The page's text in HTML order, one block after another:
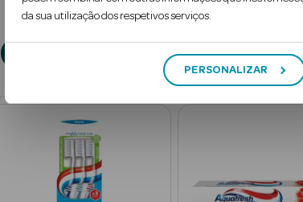
da sua utilização dos respetivos serviços.
PERSONALIZAR
€2 49 2 65
Adicionar